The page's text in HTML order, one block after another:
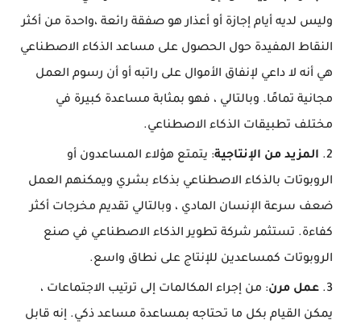
وليس لديه أيام إجازة أو أعذار هو صفقة رائعة ،واحدة من أكثر
النقاط المفيدة حول الحصول على مساعد الذكاء الاصطناعي
هي أنه لا داعي لإنفاق الأموال على راتبه أو أن رسوم العمل
مجانية تمامًا. وبالتالي ، فهو بمثابة مساعدة كبيرة في
مختلف تطبيقات الذكاء الاصطناعي.
المزيد من الإنتاجية: يتمتع هؤلاء المساعدون أو
الروبوتات بالذكاء الاصطناعي بذكاء بشري ويمكنهم العمل
ضعف سرعة الإنسان المادي ، وبالتالي تقديم مخرجات أكثر
كفاءة. تستثمر شركة تطوير الذكاء الاصطناعي في صنع
الروبوتات كمساعدين للإنتاج على نطاق واسع.
عمل مرن: من إجراء المكالمات إلى ترتيب الاجتماعات ،
يمكن القيام بكل ما تحتاجه بمساعدة مساعد ذكي. إنه قابل